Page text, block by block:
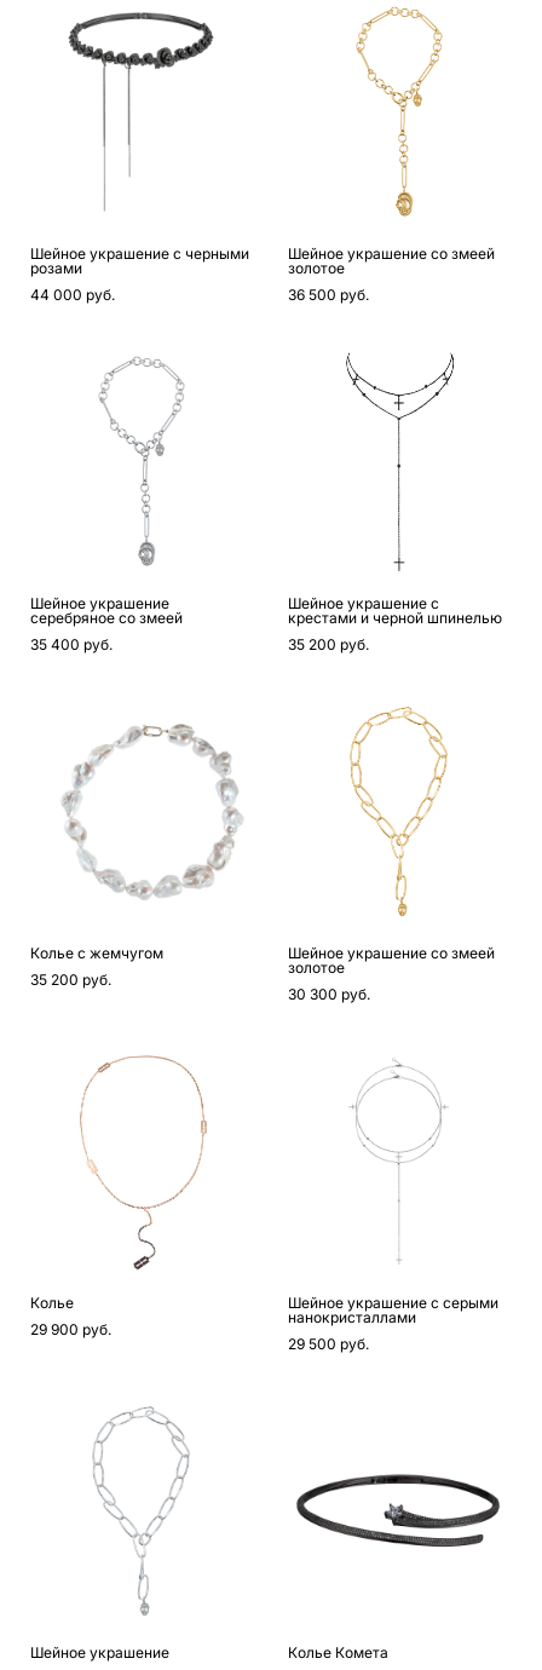
Шейное украшение с черными
розами
44 000 pуб.
Шейное украшение со змеей
золотое
36 500 pуб.
Шейное украшение
серебряное со змеей
35 400 pуб.
Шейное украшение с
крестами и черной шпинелью
35 200 pуб.
Колье с жемчугом
35 200 pуб.
Шейное украшение со змеей
золотое
30 300 pуб.
Колье
29 900 pуб.
Шейное украшение с серыми
нанокристаллами
29 500 pуб.
Шейное украшение
Колье Комета